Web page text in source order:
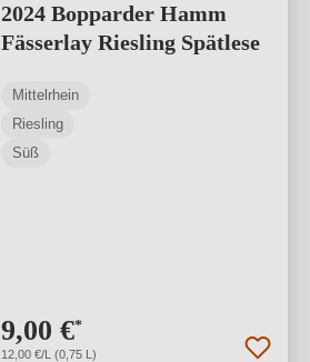
2024 Bopparder Hamm
Fässerlay Riesling Spätlese
Mittelrhein
Riesling
Süß
9,00 €*
12,00 €/L (0,75 L)